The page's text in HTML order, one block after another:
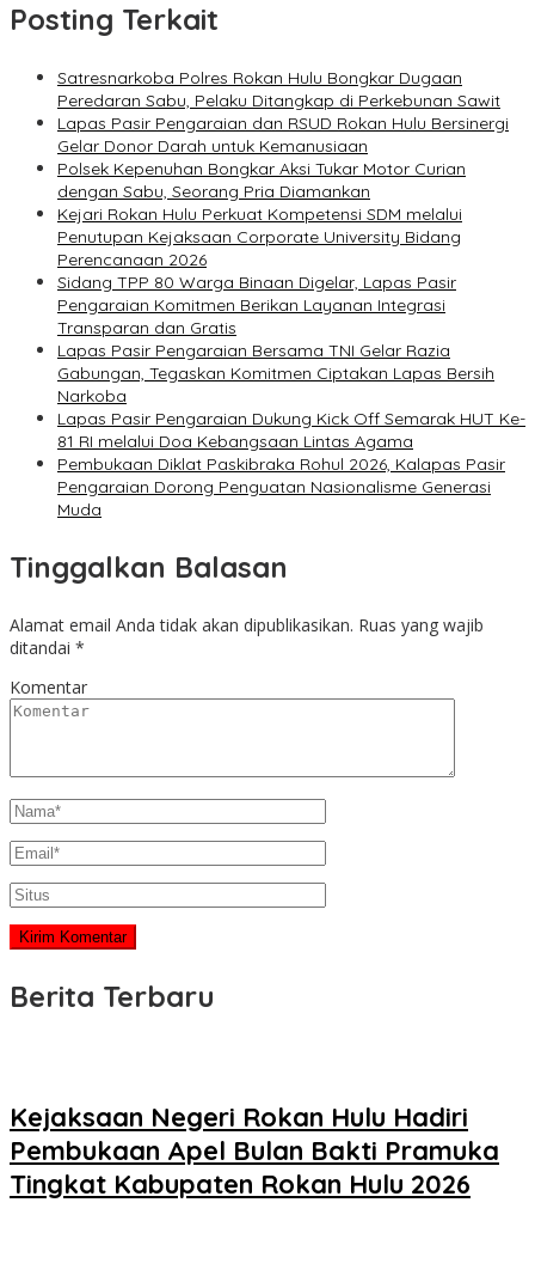
Posting Terkait
Satresnarkoba Polres Rokan Hulu Bongkar Dugaan
Peredaran Sabu, Pelaku Ditangkap di Perkebunan Sawit
Lapas Pasir Pengaraian dan RSUD Rokan Hulu Bersinergi
Gelar Donor Darah untuk Kemanusiaan
Polsek Kepenuhan Bongkar Aksi Tukar Motor Curian
dengan Sabu, Seorang Pria Diamankan
Kejari Rokan Hulu Perkuat Kompetensi SDM melalui
Penutupan Kejaksaan Corporate University Bidang
Perencanaan 2026
Sidang TPP 80 Warga Binaan Digelar, Lapas Pasir
Pengaraian Komitmen Berikan Layanan Integrasi
Transparan dan Gratis
Lapas Pasir Pengaraian Bersama TNI Gelar Razia
Gabungan, Tegaskan Komitmen Ciptakan Lapas Bersih
Narkoba
Lapas Pasir Pengaraian Dukung Kick Off Semarak HUT Ke-
81 RI melalui Doa Kebangsaan Lintas Agama
Pembukaan Diklat Paskibraka Rohul 2026, Kalapas Pasir
Pengaraian Dorong Penguatan Nasionalisme Generasi
Muda
Tinggalkan Balasan
Alamat email Anda tidak akan dipublikasikan. Ruas yang wajib
ditandai *
Komentar
Berita Terbaru
Kejaksaan Negeri Rokan Hulu Hadiri
Pembukaan Apel Bulan Bakti Pramuka
Tingkat Kabupaten Rokan Hulu 2026